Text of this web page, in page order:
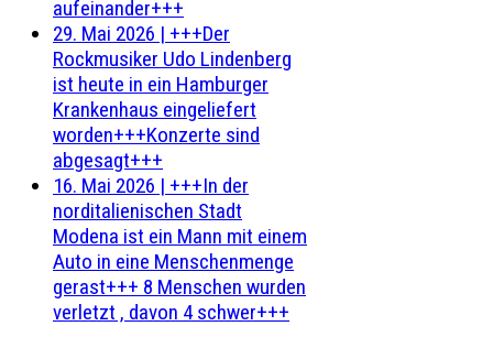
aufeinander+++
29. Mai 2026 | +++Der
Rockmusiker Udo Lindenberg
ist heute in ein Hamburger
Krankenhaus eingeliefert
worden+++Konzerte sind
abgesagt+++
16. Mai 2026 | +++In der
norditalienischen Stadt
Modena ist ein Mann mit einem
Auto in eine Menschenmenge
gerast+++ 8 Menschen wurden
verletzt , davon 4 schwer+++